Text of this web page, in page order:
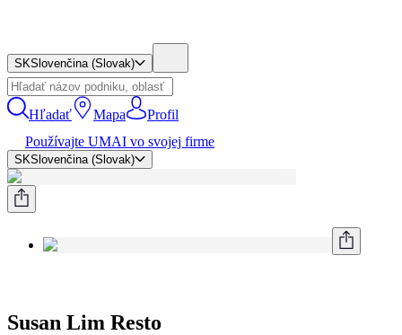
SKSlovenčina (Slovak)
Hľadať Mapa
Profil
Používajte UMAI vo svojej firme
SKSlovenčina (Slovak)
Susan Lim Resto